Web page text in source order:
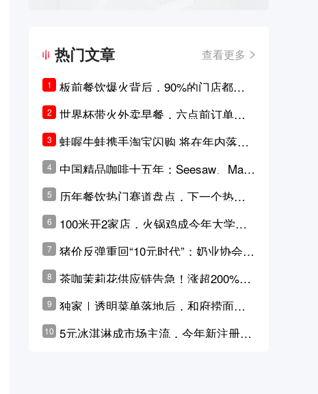
热门文章 查看更多
1
板前餐饮爆火背后，90%的门店都只
是徒有其表的刻意作秀？
2
世界杯带火外卖早餐，六点前订单大
涨超5成，巴西比赛成“早餐带货王”
3
蛙喔牛蛙携手淘宝闪购 将在年内落地3
4
中国精品咖啡十五年：Seesaw、Man
ner、M Stand为何结出了不同的果
实？
5
历年餐饮热门赛道盘点，下一个热门
6
100米开2家店，火锅鸡成今年大学城
7
猪价反弹重回“10元时代”；奶业协会称
原奶价格现回暖迹象
8
茶咖茉莉花供应链告急！涨超200%，
横州花价冲破50元一斤
9
独家｜透明菜单落地后，和府捞面李
学林公布未来10年计划
10 5元冰淇淋成市场主流，今年新注册相